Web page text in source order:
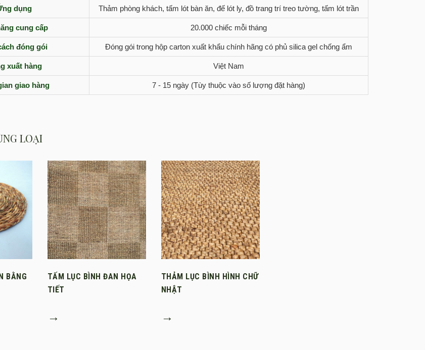
dụng Thảm phòng khách, tấm lót bàn ăn, đế lót ly, đồ trang trí treo tường, tấm lót trần
cung cấp 20.000 chiếc mỗi tháng
đóng gói Đóng gói trong hộp carton xuất khẩu chính hãng có phủ silica gel chống ẩm
xuất hàng Việt Nam
giao hàng 7 - 15 ngày (Tùy thuộc vào số lượng đặt hàng)
LOẠI
BẰNG
TẤM LỤC BÌNH ĐAN HỌA
TIẾT
→
THẢM LỤC BÌNH HÌNH CHỮ
NHẬT
→